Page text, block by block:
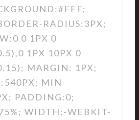
RADIUS:3PX;
0 1PX 0
1PX 10PX 0
MARGIN: 1PX;
MIN-
PADDING:0;
WIDTH:-WEBKIT-